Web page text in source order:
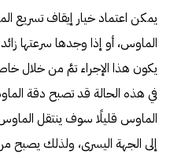
يمكن اعتماد خيار إيقاف تسريع
الماوس، أو إذا وجدها سرعتها
يكون هذا الإجراء تمَّ من خلال
في هذه الحالة قد تصبح دقة
الماوس قليلًا سوف ينتقل
إلى الجهة اليسرى، ولذلك